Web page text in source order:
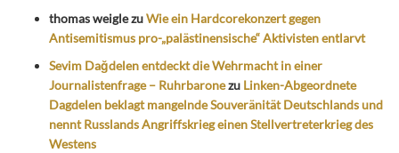
thomas weiglezuWie ein Hardcorekonzert gegen
Antisemitismus pro-„palästinensische“ Aktivisten entlarvt
Sevim Dağdelen entdeckt die Wehrmacht in einer
Journalistenfrage – Ruhrbaronezu Linken-Abgeordnete
Dagdelen beklagt mangelnde Souveränität Deutschlands und
nennt Russlands Angriffskrieg einen Stellvertreterkrieg des
Westens